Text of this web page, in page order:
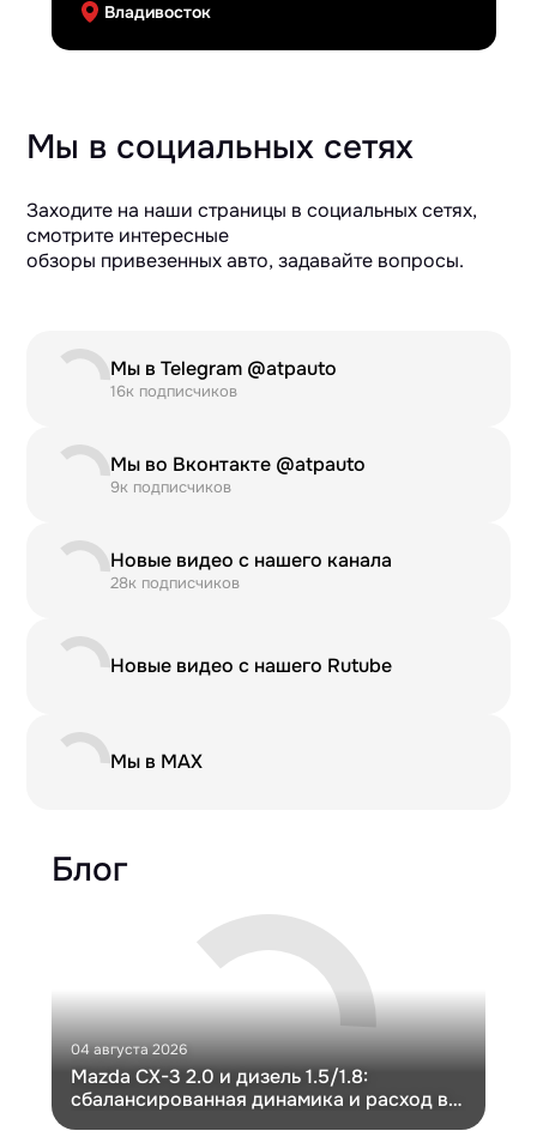
Владивосток
Мы в социальных сетях
Заходите на наши страницы в социальных сетях,
смотрите интересные
обзоры привезенных авто, задавайте вопросы.
Мы в Telegram @atpauto
16к подписчиков
Мы во Вконтакте @atpauto
9к подписчиков
Новые видео с нашего канала
28к подписчиков
Новые видео с нашего Rutube
Мы в MAX
Блог
04 августа 2026
Mazda CX-3 2.0 и дизель 1.5/1.8:
сбалансированная динамика и расход в